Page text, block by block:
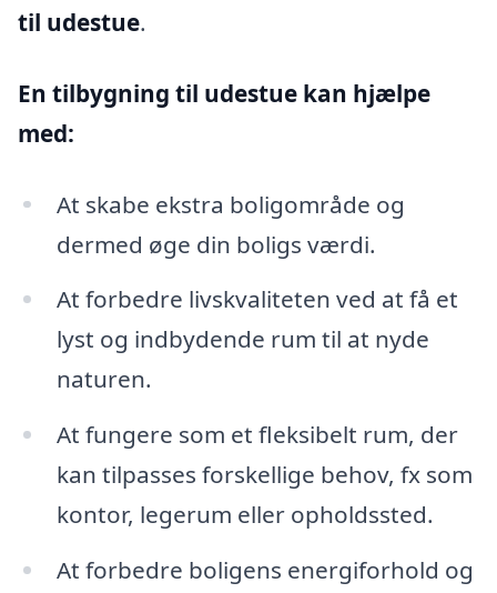
til udestue.
En tilbygning til udestue kan hjælpe
med:
At skabe ekstra boligområde og
dermed øge din boligs værdi.
At forbedre livskvaliteten ved at få et
lyst og indbydende rum til at nyde
naturen.
At fungere som et fleksibelt rum, der
kan tilpasses forskellige behov, fx som
kontor, legerum eller opholdssted.
At forbedre boligens energiforhold og